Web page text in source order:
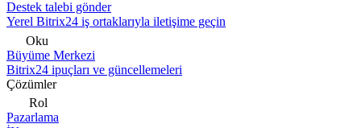
Destek talebi gönder
Yerel Bitrix24 iş ortaklarıyla iletişime geçin
Oku
Büyüme Merkezi
Bitrix24 ipuçları ve güncellemeleri
Çözümler
Rol
Pazarlama